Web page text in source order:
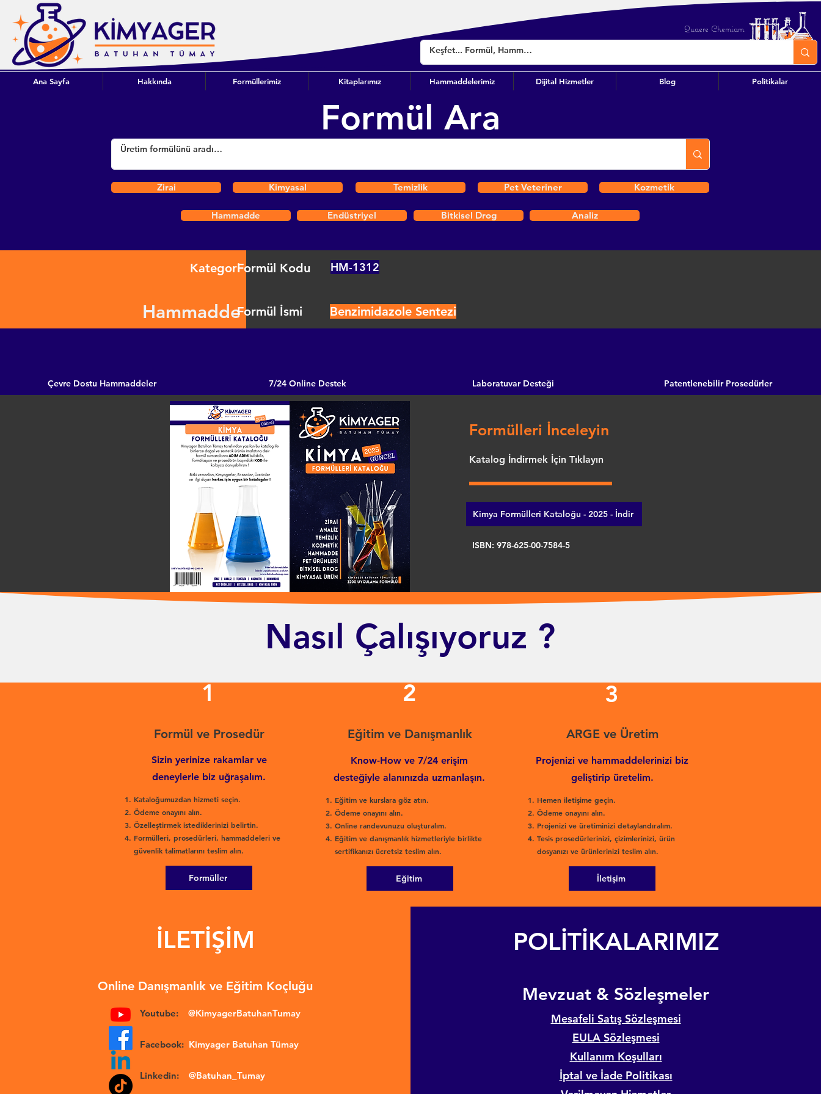
Quaere Chemiam
Ana Sayfa Hakkında Formüllerimiz Kitaplarımız Hammaddelerimiz Dijital Hizmetler Blog Politikalar
Formül Ara
Zirai Kimyasal Temizlik Pet Veteriner Kozmetik
Hammadde Endüstriyel Bitkisel Drog Analiz
Kategori
Hammadde
Formül Kodu HM-1312
Formül İsmi Benzimidazole Sentezi
Çevre Dostu Hammaddeler 7/24 Online Destek Laboratuvar Desteği Patentlenebilir Prosedürler
Formülleri İnceleyin
Katalog İndirmek İçin Tıklayın
Kimya Formülleri Kataloğu - 2025 - İndir
ISBN: 978-625-00-7584-5
Nasıl Çalışıyoruz ?
1
Formül ve Prosedür
Sizin yerinize rakamlar ve
deneylerle biz uğraşalım.
Kataloğumuzdan hizmeti seçin.
Ödeme onayını alın.
Özelleştirmek istediklerinizi belirtin.
Formülleri, prosedürleri, hammaddeleri ve
güvenlik talimatlarını teslim alın.
Formüller
2
Eğitim ve Danışmanlık
Know-How ve 7/24 erişim
desteğiyle alanınızda uzmanlaşın.
Eğitim ve kurslara göz atın.
Ödeme onayını alın.
Online randevunuzu oluşturalım.
Eğitim ve danışmanlık hizmetleriyle birlikte
sertifikanızı ücretsiz teslim alın.
Eğitim
3
ARGE ve Üretim
Hemen iletişime geçin.
Ödeme onayını alın.
Projenizi ve üretiminizi detaylandıralım.
Tesis prosedürlerinizi, çizimlerinizi, ürün
dosyanızı ve ürünlerinizi teslim alın.
Projenizi ve hammaddelerinizi biz
geliştirip üretelim.
İletişim
İLETİŞİM
Online Danışmanlık ve Eğitim Koçluğu
Youtube: @KimyagerBatuhanTumay
Facebook: Kimyager Batuhan Tümay
Linkedin: @Batuhan_Tumay
POLİTİKALARIMIZ
​Mevzuat & Sözleşmeler
Mesafeli Satış Sözleşmesi
EULA Sözleşmesi
Kullanım Koşulları
İptal ve İade Politikası